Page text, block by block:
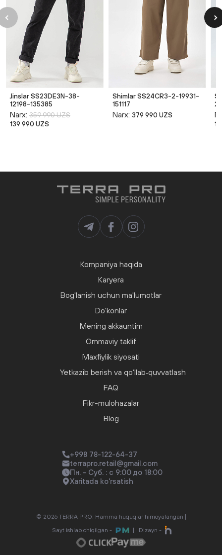
Jinslar SS23DE3N-38-
12198-135385
Narx: 359 990 UZS
139 990 UZS
Shimlar SS24CR3-2-19931-
151117
Narx: 379 990 UZS
Kompaniya haqida
Karyera
Bog'lanish uchun ma'lumotlar
Do'konlar
Mening akkauntim
Ommaviy taklif
Maxfiylik siyosati
Yetkazib berish va qo‘llab‑quvvatlash
FAQ
Fikr-mulohazalar
Blog
+998 78-122-64-37
terrapro.retail@gmail.com
Пн. - Суб. : с 9:00 до 18:00
Xaritada ko'rsatish
© 2026 TERRA PRO. Hamma huquqlar himoyalangan |
Sayt ishlab chiqilgan -
Dizayn -